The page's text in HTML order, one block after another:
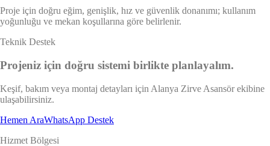
Proje için doğru eğim, genişlik, hız ve güvenlik donanımı; kullanım
yoğunluğu ve mekan koşullarına göre belirlenir.
Teknik Destek
Projeniz için doğru sistemi birlikte planlayalım.
Keşif, bakım veya montaj detayları için Alanya Zirve Asansör ekibine
ulaşabilirsiniz.
Hemen AraWhatsApp Destek
Hizmet Bölgesi